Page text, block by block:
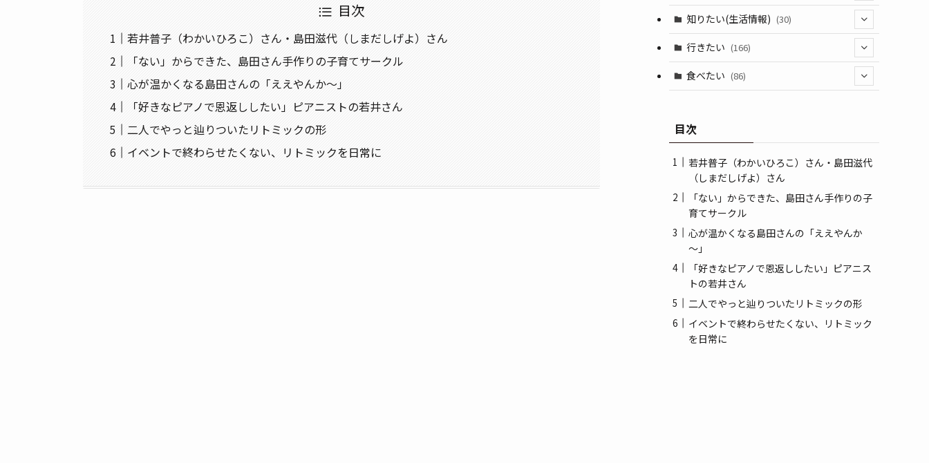
目次
若井普子（わかいひろこ）さん・島田滋代（しまだしげよ）さん
「ない」からできた、島田さん手作りの子育てサークル
心が温かくなる島田さんの「ええやんか～」
「好きなピアノで恩返ししたい」ピアニストの若井さん
二人でやっと辿りついたリトミックの形
イベントで終わらせたくない、リトミックを日常に
(44)
(1)
知りたい(生活情報) (30)
(10)
(11)
行きたい (166)
(18)
食べたい (86)
(3)
(3)
(1)
目次
若井普子（わかいひろこ）さん・島田滋代
（しまだしげよ）さん
「ない」からできた、島田さん手作りの子
育てサークル
心が温かくなる島田さんの「ええやんか
～」
「好きなピアノで恩返ししたい」ピアニス
トの若井さん
二人でやっと辿りついたリトミックの形
イベントで終わらせたくない、リトミック
を日常に